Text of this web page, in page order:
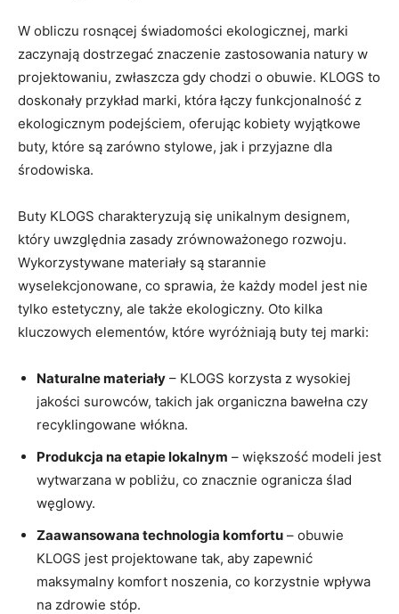
W obliczu rosnącej świadomości ekologicznej, marki
zaczynają dostrzegać znaczenie zastosowania natury w
projektowaniu, zwłaszcza gdy chodzi o obuwie. KLOGS to
doskonały przykład marki, która łączy funkcjonalność z
ekologicznym podejściem, oferując kobiety wyjątkowe
buty, które są zarówno stylowe, jak i przyjazne dla
środowiska.
Buty KLOGS charakteryzują się unikalnym designem,
który uwzględnia zasady zrównoważonego rozwoju.
Wykorzystywane materiały są starannie
wyselekcjonowane, co sprawia, że każdy model jest nie
tylko estetyczny, ale także ekologiczny. Oto kilka
kluczowych elementów, które wyróżniają buty tej marki:
Naturalne materiały – KLOGS korzysta z wysokiej
jakości surowców, takich jak organiczna bawełna czy
recyklingowane włókna.
Produkcja na etapie lokalnym – większość modeli jest
wytwarzana w pobliżu, co znacznie ogranicza ślad
węglowy.
Zaawansowana technologia komfortu – obuwie
KLOGS jest projektowane tak, aby zapewnić
maksymalny komfort noszenia, co korzystnie wpływa
na zdrowie stóp.